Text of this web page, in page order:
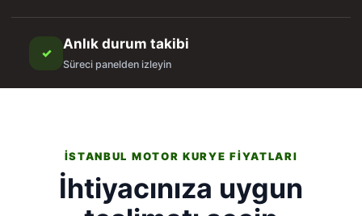
✓
Anlık durum takibi
Süreci panelden izleyin
İSTANBUL MOTOR KURYE FIYATLARI
İhtiyacınıza uygun